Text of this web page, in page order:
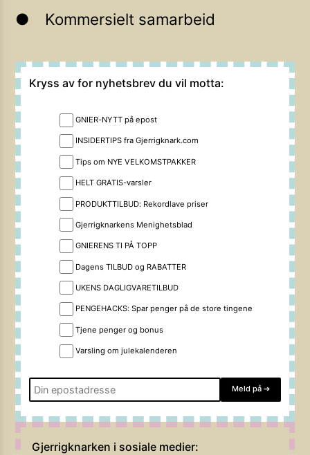
Kommersielt samarbeid
Kryss av for nyhetsbrev du vil motta:
GNIER-NYTT på epost
INSIDERTIPS fra Gjerrigknark.com
Tips om NYE VELKOMSTPAKKER
HELT GRATIS-varsler
PRODUKTTILBUD: Rekordlave priser
Gjerrigknarkens Menighetsblad
GNIERENS TI PÅ TOPP
Dagens TILBUD og RABATTER
UKENS DAGLIGVARETILBUD
PENGEHACKS: Spar penger på de store tingene
Tjene penger og bonus
Varsling om julekalenderen
Meld på ➔
Gjerrigknarken i sosiale medier: